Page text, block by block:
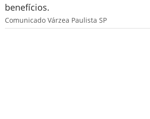
benefícios.
Comunicado Várzea Paulista SP